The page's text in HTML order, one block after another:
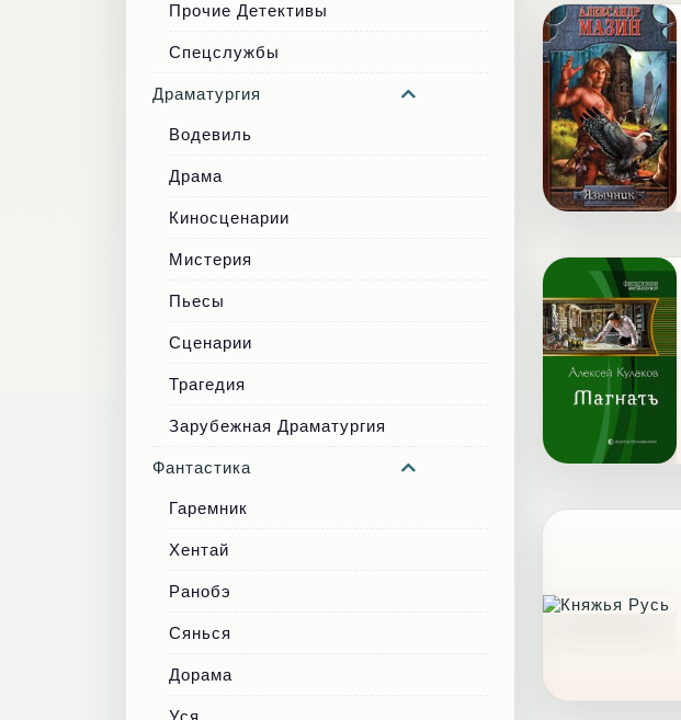
Прочие Детективы
Спецслужбы
Драматургия
Водевиль
Драма
Киносценарии
Мистерия
Пьесы
Сценарии
Трагедия
Зарубежная Драматургия
Фантастика
Гаремник
Хентай
Ранобэ
Сянься
Дорама
Уся